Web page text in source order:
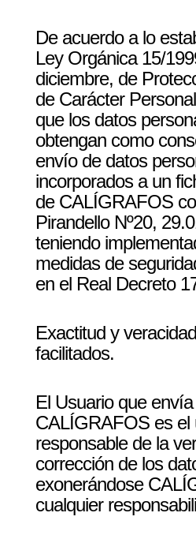
De acuerdo a lo
Ley Orgánica 15/
diciembre, de
de Carácter
que los datos
obtengan como
envío de datos
incorporados a un
de CALÍGRAFOS
Pirandello Nº20,
teniendo
medidas de
en el Real Decreto
Exactitud y
facilitados.
El Usuario que
CALÍGRAFOS es el
responsable de la
corrección de los
exonerándose
cualquier